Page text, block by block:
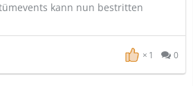
kann nun bestritten
1 0